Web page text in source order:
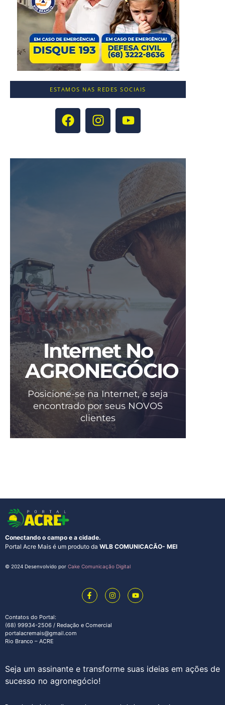
ESTAMOS NAS REDES SOCIAIS
Internet No
AGRONEGÓCIO
Posicione-se na Internet, e seja
encontrado por seus NOVOS
clientes
Conectando o campo e a cidade.
Portal Acre Mais é um produto da WLB COMUNICACÃO- MEI
© 2024 Desenvolvido por Cake Comunicação Digital
Contatos do Portal:
(68) 99934-2506 / Redação e Comercial
portalacremais@gmail.com
Rio Branco – ACRE
Seja um assinante e transforme suas ideias em ações de
sucesso no agronegócio!